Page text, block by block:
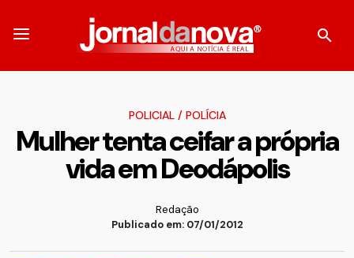
POLICIAL/ POLÍCIA
Mulher tenta ceifar a própria
vida em Deodápolis
Redação
Publicado em: 07/01/2012